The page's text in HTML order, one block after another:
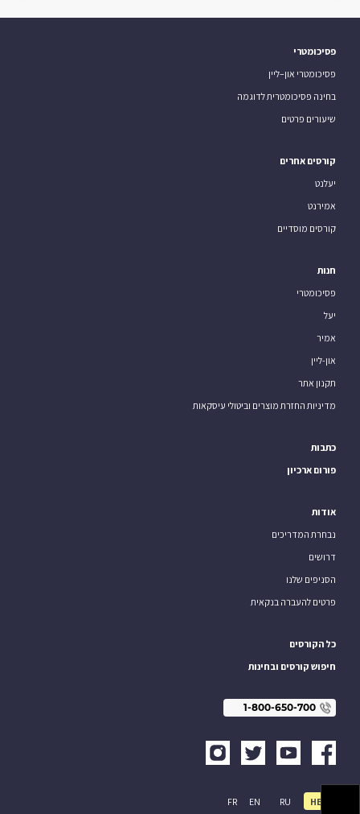
פסיכומטרי
פסיכומטרי און–ליין
בחינה פסיכומטרית לדוגמה
שיעורים פרטים
קורסים אחרים
יעלנט
אמירנט
קורסים מוסדיים
חנות
פסיכומטרי
יעל
אמיר
און-ליין
תקנון אתר
מדיניות החזרת מוצרים וביטולי עיסקאות
כתבות
פורום ארכיון
אודות
נבחרת המדריכים
דרושים
הסניפים שלנו
פרטים להעברה בנקאית
כל הקורסים
חיפוש קורסים ובחינות
1-800-650-700
HE
RU
EN
FR